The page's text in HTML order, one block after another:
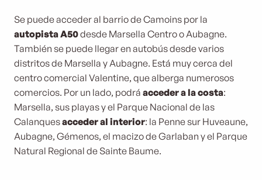
Se puede acceder al barrio de Camoins por la
autopista A50desde Marsella Centro o Aubagne.
También se puede llegar en autobús desde varios
distritos de Marsella y Aubagne. Está muy cerca del
centro comercial Valentine, que alberga numerosos
comercios. Por un lado, podrá acceder a la costa:
Marsella, sus playas y el Parque Nacional de las
Calanquesacceder al interior: la Penne sur Huveaune,
Aubagne, Gémenos, el macizo de Garlaban y el Parque
Natural Regional de Sainte Baume.